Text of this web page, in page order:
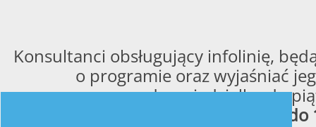
Konsultanci obsługujący infolinię,
o programie oraz wyjaśniać
od poniedziałku do
od 8:00